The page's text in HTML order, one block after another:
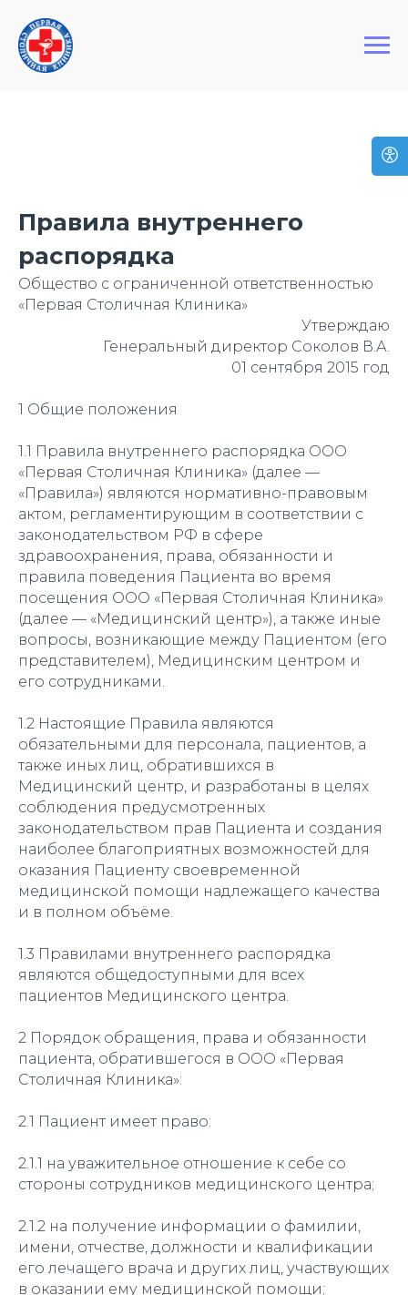
Первая Столичная Клиника
Правила внутреннего
распорядка
Общество с ограниченной ответственностью
«Первая Столичная Клиника»
Утверждаю
Генеральный директор Соколов В.А.
01 сентября 2015 год
1 Общие положения
1.1 Правила внутреннего распорядка ООО
«Первая Столичная Клиника» (далее —
«Правила») являются нормативно-правовым
актом, регламентирующим в соответствии с
законодательством РФ в сфере
здравоохранения, права, обязанности и
правила поведения Пациента во время
посещения ООО «Первая Столичная Клиника»
(далее — «Медицинский центр»), а также иные
вопросы, возникающие между Пациентом (его
представителем), Медицинским центром и
его сотрудниками.
1.2 Настоящие Правила являются
обязательными для персонала, пациентов, а
также иных лиц, обратившихся в
Медицинский центр, и разработаны в целях
соблюдения предусмотренных
законодательством прав Пациента и создания
наиболее благоприятных возможностей для
оказания Пациенту своевременной
медицинской помощи надлежащего качества
и в полном объёме.
1.3 Правилами внутреннего распорядка
являются общедоступными для всех
пациентов Медицинского центра.
2 Порядок обращения, права и обязанности
пациента, обратившегося в ООО «Первая
Столичная Клиника»:
2.1 Пациент имеет право:
2.1.1 на уважительное отношение к себе со
стороны сотрудников медицинского центра;
2.1.2 на получение информации о фамилии,
имени, отчестве, должности и квалификации
его лечащего врача и других лиц, участвующих
в оказании ему медицинской помощи;